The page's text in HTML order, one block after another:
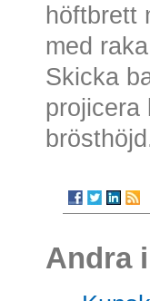
höftbrett
med
Skicka
projicera
Andra